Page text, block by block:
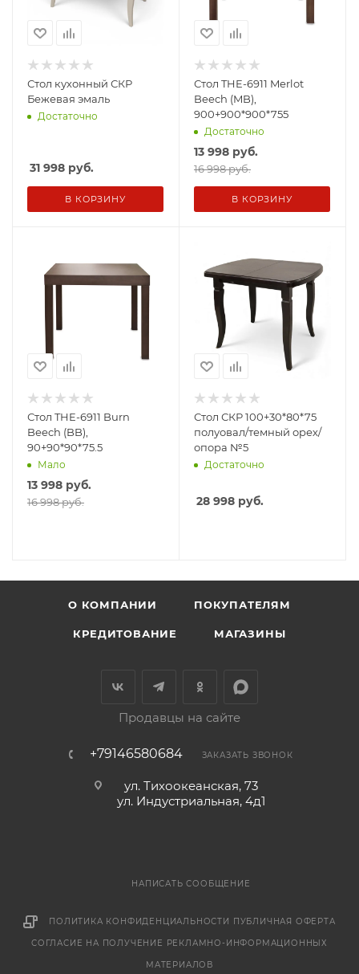
Стол кухонный СКР
Бежевая эмаль
Достаточно
31 998 руб.
В КОРЗИНУ
Стол THE-6911 Merlot
Beech (MB),
900+900*900*755
Достаточно
13 998 руб.
16 998 руб.
В КОРЗИНУ
Стол THE-6911 Burn
Beech (BB),
90+90*90*75.5
Мало
13 998 руб.
16 998 руб.
Стол СКР 100+30*80*75
полуовал/темный орех/
опора №5
Достаточно
28 998 руб.
О КОМПАНИИ ПОКУПАТЕЛЯМ
КРЕДИТОВАНИЕ МАГАЗИНЫ
Продавцы на сайте
+79146580684 ЗАКАЗАТЬ ЗВОНОК
ул. Тихоокеанская, 73
ул. Индустриальная, 4д1
НАПИСАТЬ СООБЩЕНИЕ
ПОЛИТИКА КОНФИДЕНЦИАЛЬНОСТИ ПУБЛИЧНАЯ ОФЕРТА
СОГЛАСИЕ НА ПОЛУЧЕНИЕ РЕКЛАМНО-ИНФОРМАЦИОННЫХ
МАТЕРИАЛОВ